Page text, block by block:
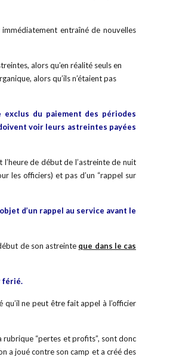
entraîné de nouvelles
alors qu’en réalité seuls en
alors qu’ils n’étaient pas
du paiement des périodes
voir leurs astreintes payées
de début de l’astreinte de nuit
les officiers) et pas d’un “rappel sur
d’un rappel au service avant le
de son astreinte que dans le cas
férié.
ne peut être fait appel à l’officier
“pertes et profits”, sont donc
a joué contre son camp et a créé des